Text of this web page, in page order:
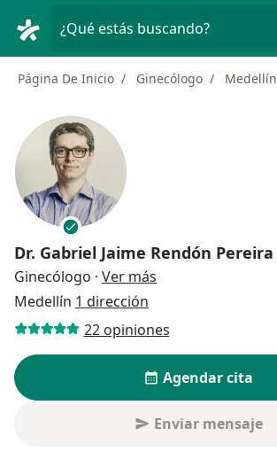
¿Qué estás buscando?
Página De Inicio Ginecólogo Medellín
Dr. Gabriel Jaime Rendón Pereira
Ginecólogo · Ver más
Medellín 1 dirección
22 opiniones
Agendar cita
Enviar mensaje